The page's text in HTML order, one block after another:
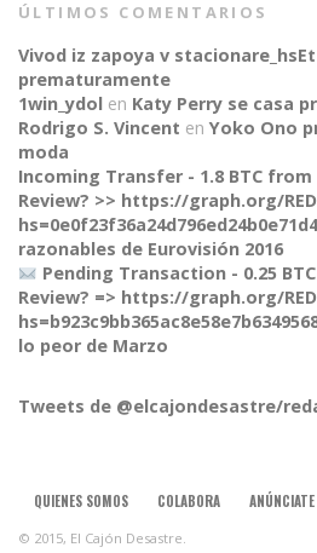
CONNECT
ÚLTIMOS COMENTARIOS
Vivod iz zapoya v stacionare_hsEt
prematuramente
1win_ydol en Katy Perry se casa
Rodrigo S. Vincent en Yoko Ono
moda
Incoming Transfer - 1.8 BTC
Review? >> https://graph.org/
razonables de Eurovisión 2016
Pending Transaction - 0.25
Review? => https://graph.org/
lo peor de Marzo
Tweets de @elcajondesastre/
QUIENES SOMOS COLABORA ANÚNCIATE
© 2015, El Cajón Desastre.